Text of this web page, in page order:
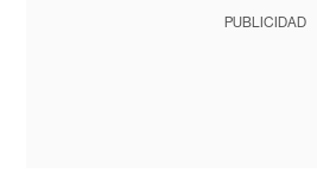
PUBLICIDAD